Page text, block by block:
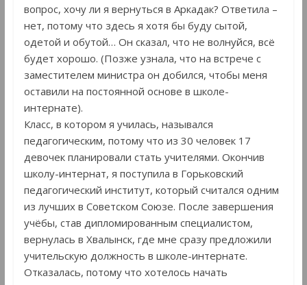
вопрос, хочу ли я вернуться в Аркадак? Ответила –
нет, потому что здесь я хотя бы буду сытой,
одетой и обутой… Он сказал, что не волнуйся, всё
будет хорошо. (Позже узнала, что на встрече с
заместителем министра он добился, чтобы меня
оставили на постоянной основе в школе-
интернате).
Класс, в котором я училась, назывался
педагогическим, потому что из 30 человек 17
девочек планировали стать учителями. Окончив
школу-интернат, я поступила в Горьковский
педагогический институт, который считался одним
из лучших в Советском Союзе. После завершения
учёбы, став дипломированным специалистом,
вернулась в Хвалынск, где мне сразу предложили
учительскую должность в школе-интернате.
Отказалась, потому что хотелось начать